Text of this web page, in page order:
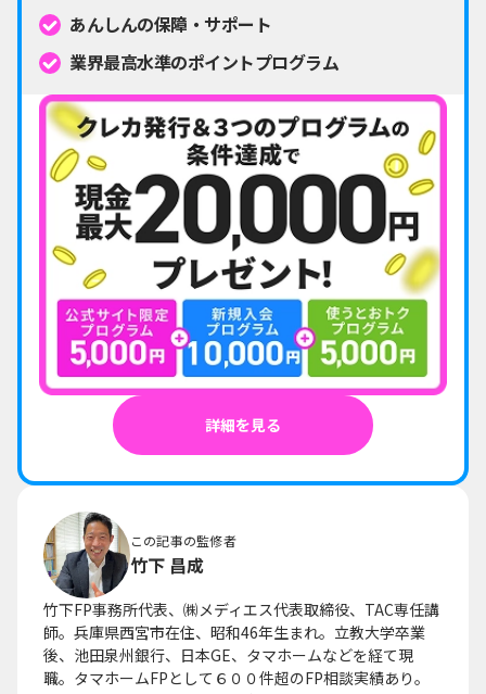
あんしんの保障・サポート
業界最高水準のポイントプログラム
詳細を見る
この記事の監修者
竹下 昌成
竹下FP事務所代表、㈱メディエス代表取締役、TAC専任講
師。兵庫県西宮市在住、昭和46年生まれ。立教大学卒業
後、池田泉州銀行、日本GE、タマホームなどを経て現
職。タマホームFPとして６００件超のFP相談実績あり。